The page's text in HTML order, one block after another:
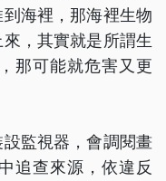
海裡，那海裡生物
，其實就是所謂生
那可能就危害又更
監視器，會調閱畫
追查來源，依違反